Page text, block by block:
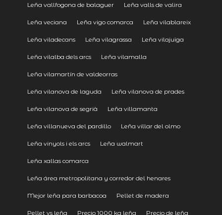
Leña vallfogona de balaguer Leña valls de valira
Leña veciana Leña vigo comarca Leña vilablareix
Leña viladecans Leña vilagrassa Leña vilajuïga
Leña vilalba dels arcs Leña vilamalla
Leña vilamartín de valdeorras
Leña vilanova de laguda Leña vilanova de prades
Leña vilanova de segrià Leña villamanta
Leña villanueva del pardillo Leña villar del olmo
Leña vinyols i els arcs Leña walmart
Leña xallas comarca
Leña área metropolitana y corredor del henares
Mejor leña para barbacoa Pellet de madera
Pellet vs leña Precio 1000 kg leña Precio de leña